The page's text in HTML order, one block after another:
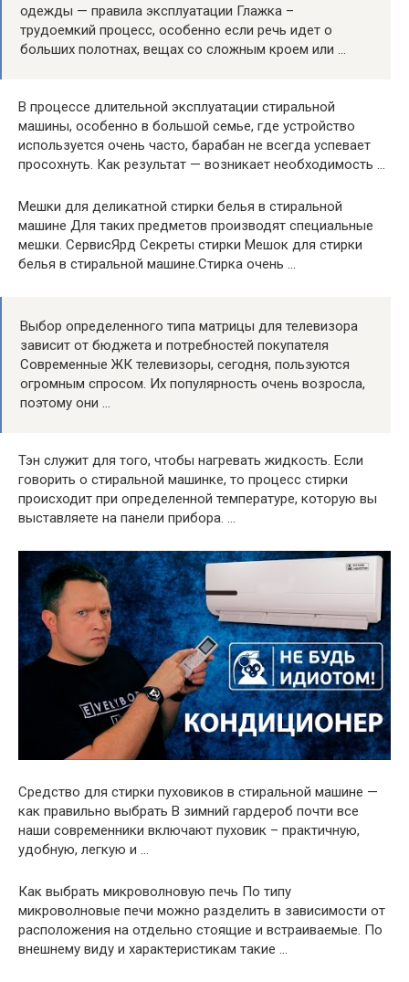
одежды — правила эксплуатации Глажка –
трудоемкий процесс, особенно если речь идет о
больших полотнах, вещах со сложным кроем или …
В процессе длительной эксплуатации стиральной
машины, особенно в большой семье, где устройство
используется очень часто, барабан не всегда успевает
просохнуть. Как результат — возникает необходимость …
Мешки для деликатной стирки белья в стиральной
машине Для таких предметов производят специальные
мешки. СервисЯрд Секреты стирки Мешок для стирки
белья в стиральной машине.Стирка очень …
Выбор определенного типа матрицы для телевизора
зависит от бюджета и потребностей покупателя
Современные ЖК телевизоры, сегодня, пользуются
огромным спросом. Их популярность очень возросла,
поэтому они …
Тэн служит для того, чтобы нагревать жидкость. Если
говорить о стиральной машинке, то процесс стирки
происходит при определенной температуре, которую вы
выставляете на панели прибора. …
Средство для стирки пуховиков в стиральной машине —
как правильно выбрать В зимний гардероб почти все
наши современники включают пуховик – практичную,
удобную, легкую и …
Как выбрать микроволновую печь По типу
микроволновые печи можно разделить в зависимости от
расположения на отдельно стоящие и встраиваемые. По
внешнему виду и характеристикам такие …